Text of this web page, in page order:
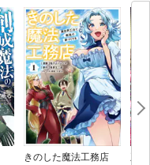
きのした魔法工務店